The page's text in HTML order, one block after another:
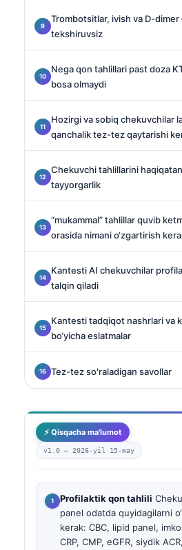
Trombotsitlar, ivish va D-
tekshiruvsiz
Nega qon tahlillari past doza
bosa olmaydi
Hozirgi va sobiq chekuvchilar
qanchalik tez-tez qaytarishi
Chekuvchi tahlillarini
tayyorgarlik
“mukammal” tahlillar quvib
orasida nimani o‘zgartirish
Kantesti AI chekuvchilar
talqin qiladi
Kantesti tadqiqot nashrlari va
bo‘yicha eslatmalar
Tez-tez so'raladigan savollar
⚡ Qisqacha ma'lumot
v1.0 — 2026-yil 15-may
Profilaktik qon tahlili
panel odatda quyidagilarni
kerak: CBC, lipid panel,
CRP, CMP, eGFR, siydik